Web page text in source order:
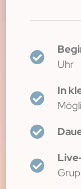
Uhr
In